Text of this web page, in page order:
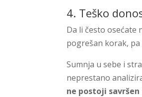
4. Teško
Da li često osećate
pogrešan korak, pa
Sumnja u sebe i
neprestano
ne postoji